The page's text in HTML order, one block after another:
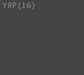
YRP(16)